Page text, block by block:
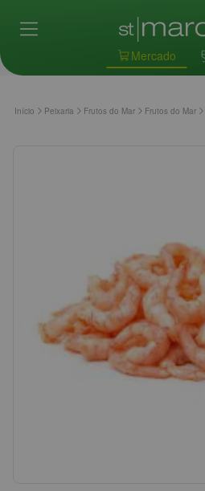
Mercado
Início Peixaria Frutos do Mar Frutos do Mar